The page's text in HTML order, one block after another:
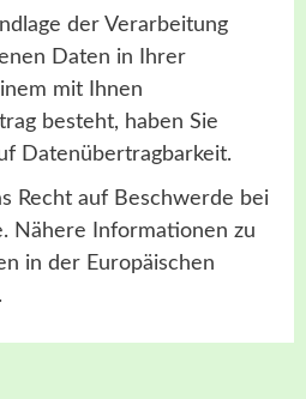
der Verarbeitung
Daten in Ihrer
mit Ihnen
besteht, haben Sie
Datenübertragbarkeit.
Recht auf Beschwerde bei
Nähere Informationen zu
in der Europäischen